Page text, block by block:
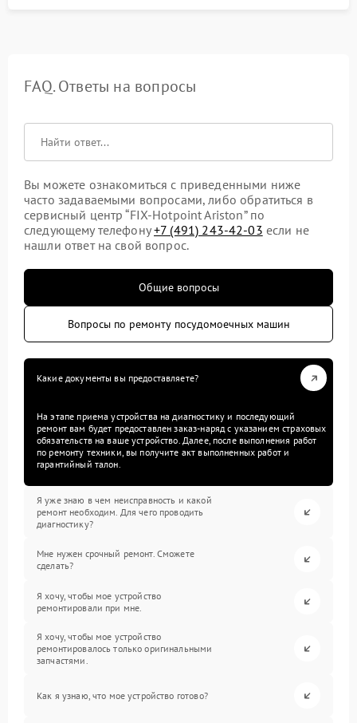
FAQ. Ответы на вопросы
Вы можете ознакомиться с приведенными ниже
часто задаваемыми вопросами, либо обратиться в
сервисный центр “FIX-Hotpoint Ariston” по
следующему телефону+7 (491) 243-42-03 если не
нашли ответ на свой вопрос.
Общие вопросы
Вопросы по ремонту посудомоечных машин
Какие документы вы предоставляете?
На этапе приема устройства на диагностику и последующий
ремонт вам будет предоставлен заказ-наряд с указанием страховых
обязательств на ваше устройство. Далее, после выполнения работ
по ремонту техники, вы получите акт выполненных работ и
гарантийный талон.
Я уже знаю в чем неисправность и какой
ремонт необходим. Для чего проводить
диагностику?
Мне нужен срочный ремонт. Сможете
сделать?
Я хочу, чтобы мое устройство
ремонтировали при мне.
Я хочу, чтобы мое устройство
ремонтировалось только оригинальными
запчастями.
Как я узнаю, что мое устройство готово?